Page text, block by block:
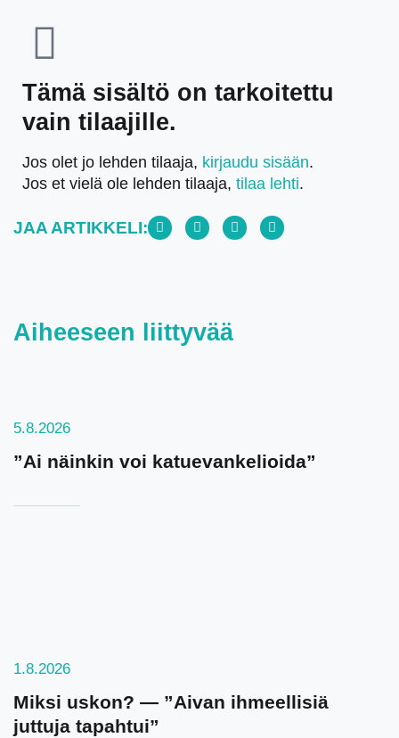
Tämä sisältö on tarkoitettu
vain tilaajille.
Jos olet jo lehden tilaaja, kirjaudu sisään.
Jos et vielä ole lehden tilaaja, tilaa lehti.
JAA ARTIKKELI:
Aiheeseen liittyvää
5.8.2026
”Ai näinkin voi katuevankelioida”
1.8.2026
Miksi uskon? — ”Aivan ihmeellisiä
juttuja tapahtui”